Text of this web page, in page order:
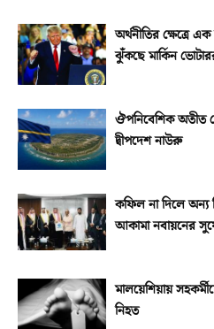
অর্থনীতির ক্ষেত্রে
ঝুঁকছে মার্কিন
ঔপনিবেশিক অতীত
দ্বীপদেশ নাউরু
কফিল না দিলে অন্য
আকামা নবায়নের
মালয়েশিয়ায়
নিহত